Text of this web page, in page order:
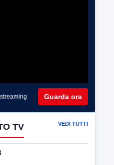
Guarda ora
TV VEDI TUTTI